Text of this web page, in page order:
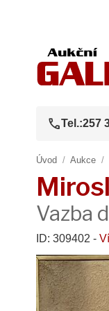
callTel.:257
Úvod / Aukce /
Vazba
ID: 309402 -